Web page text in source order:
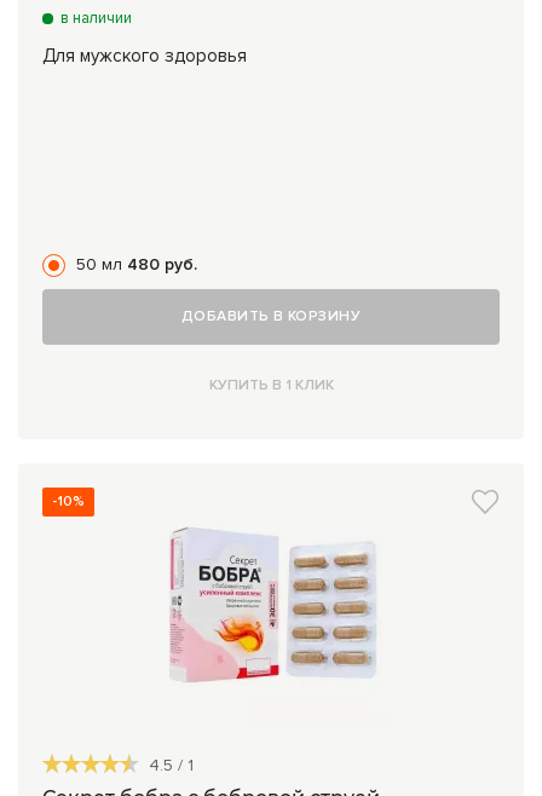
в наличии
Для мужского здоровья
50 мл 480 руб.
ДОБАВИТЬ В КОРЗИНУ
КУПИТЬ В 1 КЛИК
-10%
4.5 / 1